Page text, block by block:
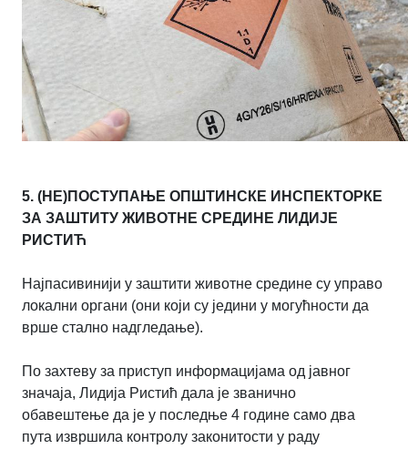
5. (НЕ)ПОСТУПАЊЕ ОПШТИНСКЕ ИНСПЕКТОРКЕ
ЗА ЗАШТИТУ ЖИВОТНЕ СРЕДИНЕ ЛИДИЈЕ
РИСТИЋ
Најпасивинији у заштити животне средине су управо
локални органи (они који су једини у могућности да
врше стално надгледање).
По захтеву за приступ информацијама од јавног
значаја, Лидија Ристић дала је званично
обавештење да је у последње 4 године само два
пута извршила контролу законитости у раду